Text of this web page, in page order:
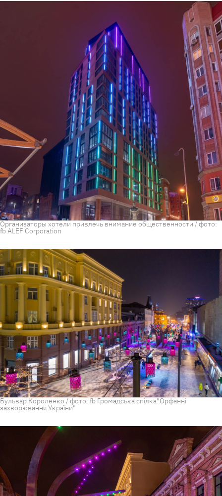
Организаторы хотели привлечь внимание общественности / фото:
fb ALEF Corporation
Бульвар Короленко / фото: fb Громадська спілка"Орфанні
захворювання України"